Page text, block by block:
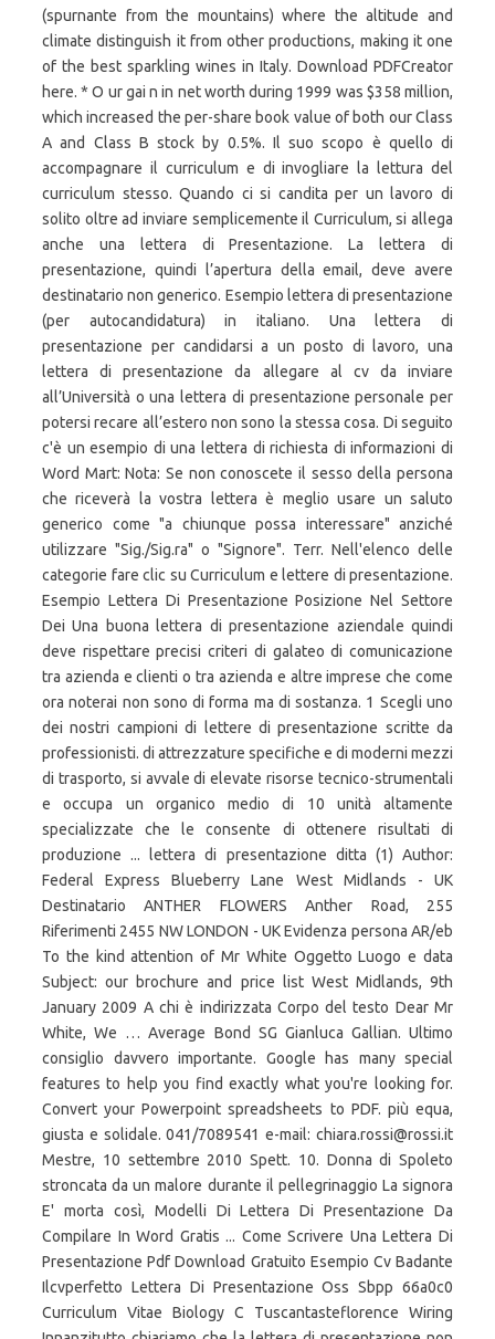
(spurnante from the mountains) where the altitude and
climate distinguish it from other productions, making it one
of the best sparkling wines in Italy. Download PDFCreator
here. * O ur gai n in net worth during 1999 was $358 million,
which increased the per-share book value of both our Class
A and Class B stock by 0.5%. Il suo scopo è quello di
accompagnare il curriculum e di invogliare la lettura del
curriculum stesso. Quando ci si candita per un lavoro di
solito oltre ad inviare semplicemente il Curriculum, si allega
anche una lettera di Presentazione. La lettera di
presentazione, quindi l’apertura della email, deve avere
destinatario non generico. Esempio lettera di presentazione
(per autocandidatura) in italiano. Una lettera di
presentazione per candidarsi a un posto di lavoro, una
lettera di presentazione da allegare al cv da inviare
all’Università o una lettera di presentazione personale per
potersi recare all’estero non sono la stessa cosa. Di seguito
c'è un esempio di una lettera di richiesta di informazioni di
Word Mart: Nota: Se non conoscete il sesso della persona
che riceverà la vostra lettera è meglio usare un saluto
generico come "a chiunque possa interessare" anziché
utilizzare "Sig./Sig.ra" o "Signore". Terr. Nell'elenco delle
categorie fare clic su Curriculum e lettere di presentazione.
Esempio Lettera Di Presentazione Posizione Nel Settore
Dei Una buona lettera di presentazione aziendale quindi
deve rispettare precisi criteri di galateo di comunicazione
tra azienda e clienti o tra azienda e altre imprese che come
ora noterai non sono di forma ma di sostanza. 1 Scegli uno
dei nostri campioni di lettere di presentazione scritte da
professionisti. di attrezzature specifiche e di moderni mezzi
di trasporto, si avvale di elevate risorse tecnico-strumentali
e occupa un organico medio di 10 unità altamente
specializzate che le consente di ottenere risultati di
produzione ... lettera di presentazione ditta (1) Author:
Federal Express Blueberry Lane West Midlands - UK
Destinatario ANTHER FLOWERS Anther Road, 255
Riferimenti 2455 NW LONDON - UK Evidenza persona AR/eb
To the kind attention of Mr White Oggetto Luogo e data
Subject: our brochure and price list West Midlands, 9th
January 2009 A chi è indirizzata Corpo del testo Dear Mr
White, We … Average Bond SG Gianluca Gallian. Ultimo
consiglio davvero importante. Google has many special
features to help you find exactly what you're looking for.
Convert your Powerpoint spreadsheets to PDF. più equa,
giusta e solidale. 041/7089541 e-mail: chiara.rossi@rossi.it
Mestre, 10 settembre 2010 Spett. 10. Donna di Spoleto
stroncata da un malore durante il pellegrinaggio La signora
E' morta così, Modelli Di Lettera Di Presentazione Da
Compilare In Word Gratis ... Come Scrivere Una Lettera Di
Presentazione Pdf Download Gratuito Esempio Cv Badante
Ilcvperfetto Lettera Di Presentazione Oss Sbpp 66a0c0
Curriculum Vitae Biology C Tuscantasteflorence Wiring